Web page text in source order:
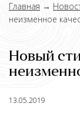
Главная →
неизменное
Новый
13.05.2019